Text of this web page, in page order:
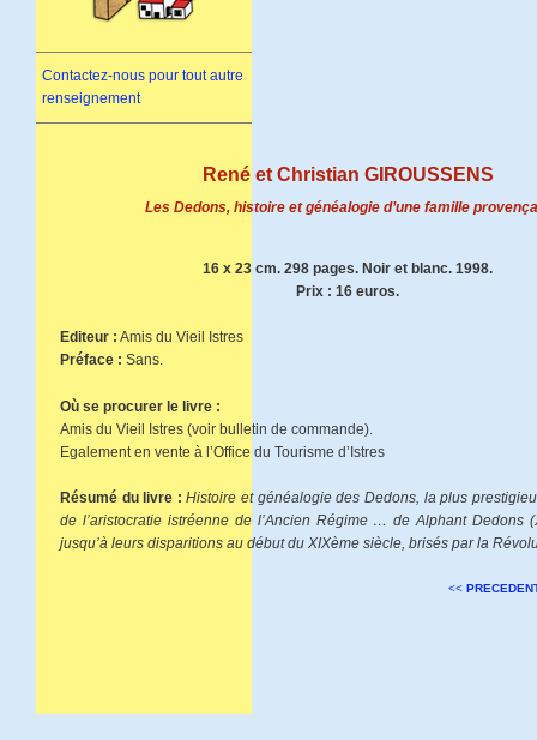
Contactez-nous pour tout autre
renseignement
René et Christian GIROUSSENS
Les Dedons, histoire et généalogie d’une famille
16 x 23 cm. 298 pages. Noir et blanc. 1998.
Prix : 16 euros.
Editeur : Amis du Vieil Istres
Préface : Sans.
Où se procurer le livre :
Amis du Vieil Istres (voir bulletin de commande).
Egalement en vente à l’Office du Tourisme d’Istres
Résumé du livre : Histoire et généalogie des Dedons, la plus
de l’aristocratie istréenne de l’Ancien Régime … de Alphant Dedons
jusqu’à leurs disparitions au début du XIXème siècle, brisés par la
<<